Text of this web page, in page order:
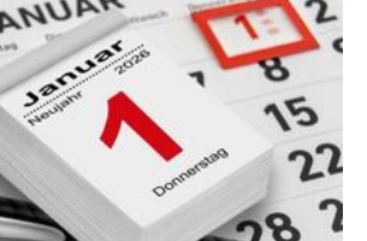
poludele za njima,
pare: Ovde bunde